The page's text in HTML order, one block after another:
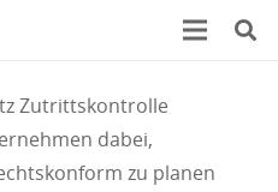
Zutrittskontrolle
dabei,
zu planen